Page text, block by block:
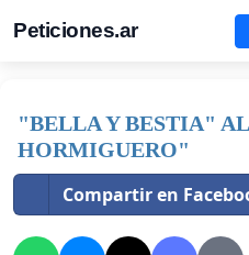
Peticiones.ar
"BELLA Y BESTIA"
HORMIGUERO"
Compartir en